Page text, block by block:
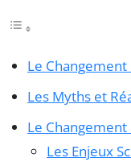
Le
Les Myths et
Le
Les Enjeux